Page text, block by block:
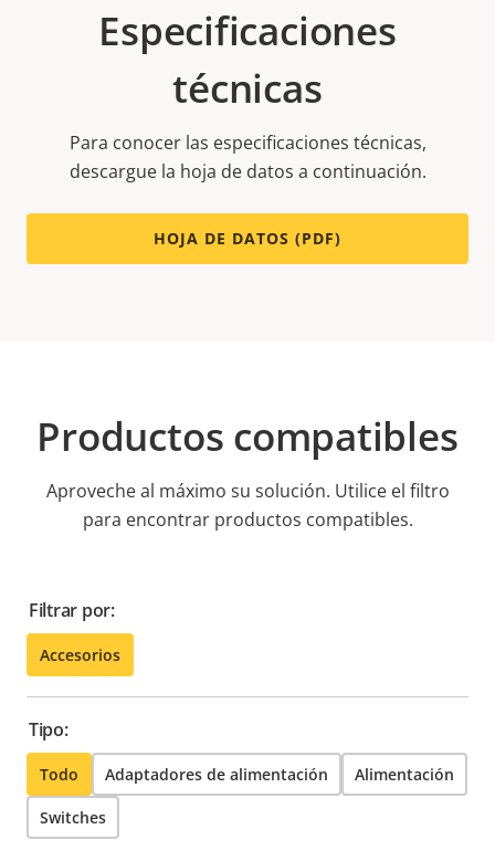
Especificaciones
técnicas
Para conocer las especificaciones técnicas,
descargue la hoja de datos a continuación.
HOJA DE DATOS (PDF)
Productos compatibles
Aproveche al máximo su solución. Utilice el filtro
para encontrar productos compatibles.
Filtrar por:
Accesorios
Tipo:
Todo Adaptadores de alimentación Alimentación
Switches